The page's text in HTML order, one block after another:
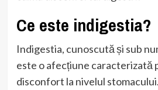
Ce este indigestia?
Indigestia, cunoscută și sub
este o afecțiune caracterizată
disconfort la nivelul